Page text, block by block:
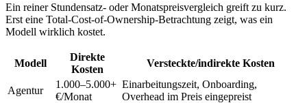
Ein reiner Stundensatz- oder Monatspreisvergleich greift zu kurz.
Erst eine Total-Cost-of-Ownership-Betrachtung zeigt, was ein
Modell wirklich kostet.
Modell
Direkte
Kosten
Versteckte/indirekte Kosten
Agentur
1.000–5.000+
€/Monat
Einarbeitungszeit, Onboarding,
Overhead im Preis eingepreist